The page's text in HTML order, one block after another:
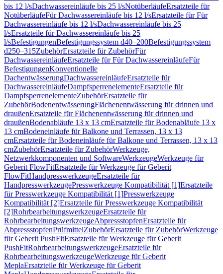
bis 12 l/sDachwassereinläufe bis 25 l/sNotüberläufeErsatzteile für
NotüberläufeFür Dachwassereinläufe bis 12 l/sErsatzteile für Für
Dachwassereinläufe bis 12 l/sDachwassereinläufe bis 25
l/sErsatzteile für Dachwassereinläufe bis 25
l/sBefestigungenBefestigungssystem d40–200Befestigungssystem
d250–315ZubehörErsatzteile für ZubehörFür
DachwassereinläufeErsatzteile für Für DachwassereinläufeFür
BefestigungenKonventionelle
DachentwässerungDachwassereinläufeErsatzteile für
DachwassereinläufeDampfsperrenelementeErsatzteile für
DampfsperrenelementeZubehörErsatzteile für
ZubehörBodenentwässerungFlächenentwässerung für drinnen und
draußenErsatzteile für Flächenentwässerung für drinnen und
draußenBodenabläufe 13 x 13 cmErsatzteile für Bodenabläufe 13 x
13 cmBodeneinläufe für Balkone und Terrassen, 13 x 13
cmErsatzteile für Bodeneinläufe für Balkone und Terrassen, 13 x 13
cmZubehörErsatzteile für ZubehörWerkzeuge,
Netzwerkkomponenten und SoftwareWerkzeugeWerkzeuge für
Geberit FlowFitErsatzteile für Werkzeuge für Geberit
FlowFitHandpresswerkzeugeErsatzteile für
HandpresswerkzeugePresswerkzeuge Kompatibilität [1]Ersatzteile
für Presswerkzeuge Kompatibilität [1]Presswerkzeuge
Kompatibilität [2]Ersatzteile für Presswerkzeuge Kompatibilität
[2]RohrbearbeitungswerkzeugeErsatzteile für
RohrbearbeitungswerkzeugeAbpressstopfenErsatzteile für
AbpressstopfenPrüfmittelZubehörErsatzteile für ZubehörWerkzeuge
für Geberit PushFitErsatzteile für Werkzeuge für Geberit
PushFitRohrbearbeitungswerkzeugeErsatzteile für
RohrbearbeitungswerkzeugeWerkzeuge für Geberit
MeplaErsatzteile für Werkzeuge für Geberit